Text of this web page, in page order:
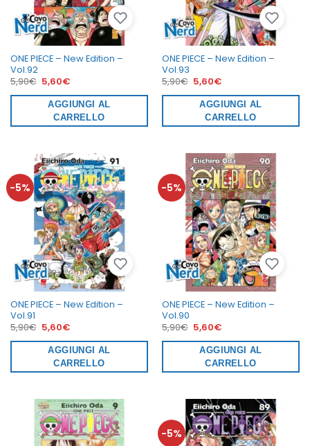
ONE PIECE – New Edition –
Vol.92
5,90€ Il
prezzo
originale
era:
5,90€.
5,60€Il
attuale
è:
5,60€.
AGGIUNGI AL
CARRELLO
ONE PIECE – New Edition –
Vol.93
5,90€ Il
prezzo
originale
era:
5,90€.
5,60€Il
attuale
è:
5,60€.
AGGIUNGI AL
CARRELLO
-5%
ONE PIECE – New Edition –
Vol.91
5,90€ Il
prezzo
originale
era:
5,90€.
5,60€Il
attuale
è:
5,60€.
AGGIUNGI AL
CARRELLO
-5%
ONE PIECE – New Edition –
Vol.90
5,90€ Il
prezzo
originale
era:
5,90€.
5,60€Il
attuale
è:
5,60€.
AGGIUNGI AL
CARRELLO
-5%